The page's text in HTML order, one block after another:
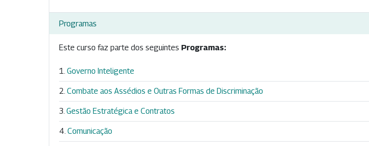
Programas
Este curso faz parte dos seguintes Programas:
Governo Inteligente
Combate aos Assédios e Outras Formas de Discriminação
Gestão Estratégica e Contratos
Comunicação